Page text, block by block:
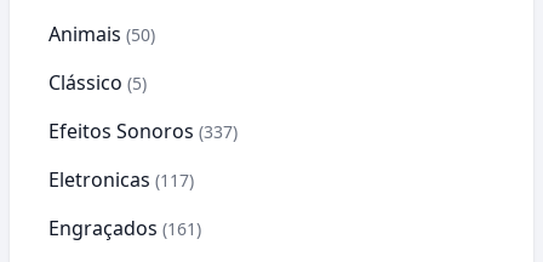
Animais (50)
Clássico (5)
Efeitos Sonoros (337)
Eletronicas (117)
Engraçados (161)